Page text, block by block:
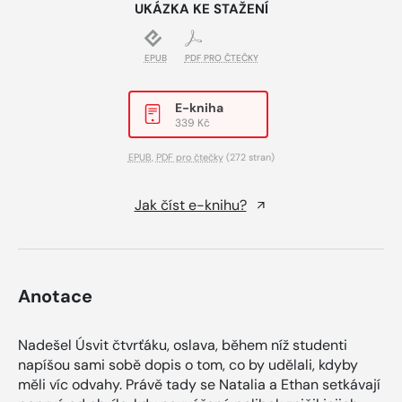
UKÁZKA KE STAŽENÍ
EPUB PDF PRO ČTEČKY
E-kniha
339 Kč
EPUB, PDF pro čtečky(272 stran)
Jak číst e-knihu?
Anotace
Nadešel Úsvit čtvrťáku, oslava, během níž studenti
napíšou sami sobě dopis o tom, co by udělali, kdyby
měli víc odvahy. Právě tady se Natalia a Ethan setkávají